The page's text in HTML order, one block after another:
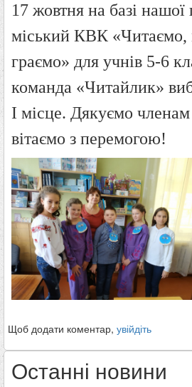
17 жовтня на базі
міський КВК
граємо» для учнів 5-6
команда «Читайлик»
І місце. Дякуємо
вітаємо з перемогою!
Щоб додати коментар, увійдіть
Останні новини